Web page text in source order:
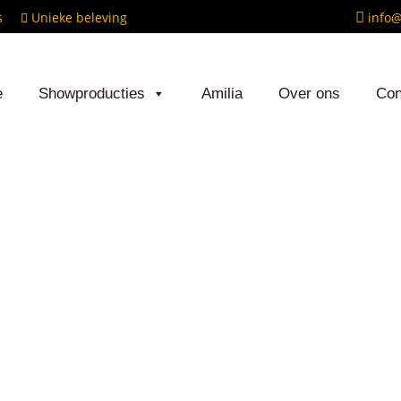
Unieke beleving
Showproducties Amilia Over ons